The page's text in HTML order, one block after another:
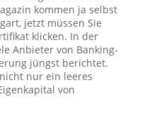
kommen ja selbst
jetzt müssen Sie
klicken. In der
Anbieter von Banking-
jüngst berichtet.
nur ein leeres
von